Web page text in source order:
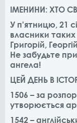
ІМЕНИНИ: ХТО
У п'ятницю, 21
власники
Григорій,
Не забудьте
ангела!
ЦЕЙ ДЕНЬ В
1506 – за
утворюється
1542 –